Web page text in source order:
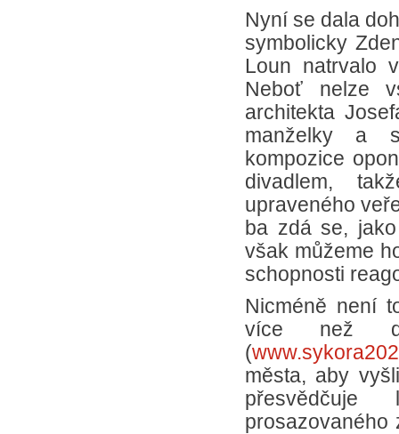
Nyní se dala
symbolicky
Loun natrvalo
Neboť nelze
architekta
manželky a
kompozice
divadlem,
upraveného
ba zdá se,
však můžeme
schopnosti
Nicméně není
více než
(
města, aby